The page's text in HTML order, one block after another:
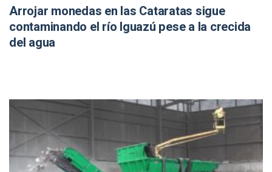
Arrojar monedas en las Cataratas sigue
contaminando el río Iguazú pese a la crecida
del agua